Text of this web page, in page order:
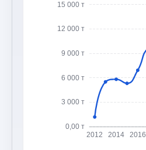
0,00 т
3 000 т
6 000 т
9 000 т
12 000 т
15 000 т
2012 2014 2016